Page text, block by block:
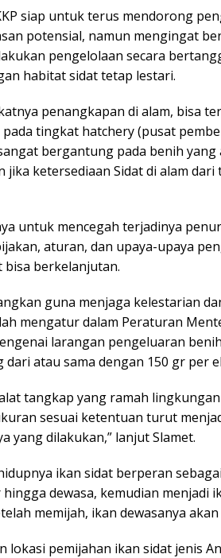
siap untuk terus mendorong
potensial, namun mengingat
pengelolaan secara
habitat sidat tetap lestari.
penangkapan di alam, bisa
tingkat hatchery (pusat
bergantung pada benih yang
jika ketersediaan Sidat di alam
untuk mencegah terjadinya
aturan, dan upaya-upaya
bisa berkelanjutan.
guna menjaga kelestarian
mengatur dalam Peraturan
larangan pengeluaran
dari atau sama dengan 150 gr per
tangkap yang ramah
sesuai ketentuan turut
yang dilakukan,” lanjut Slamet.
ikan sidat berperan
hingga dewasa, kemudian menjadi
memijah, ikan dewasanya akan
lokasi pemijahan ikan sidat jenis